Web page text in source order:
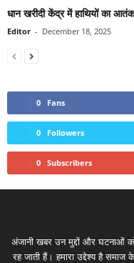
धान खरीदी केंद्र में हाथियों का
Editor - December 18, 2025
0 Fans
0 Followers
0 Subscribers
अंजानी खबर उन मुद्दों और घटनाओं
रह जाती हैं। हमारा उद्देश्य है